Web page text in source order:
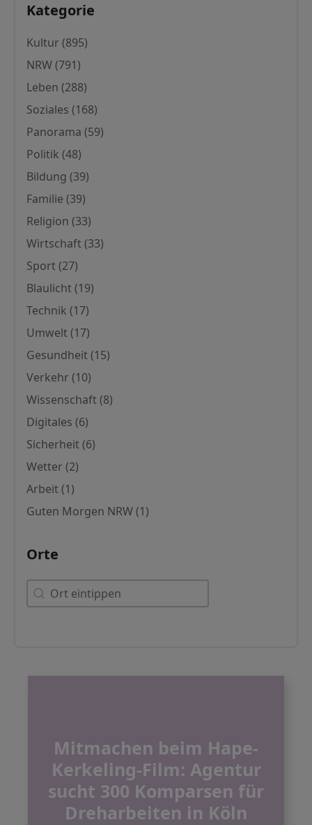
Kategorie
Kategorie
Kultur (895)
NRW(791)
Leben (288)
Soziales (168)
Panorama (59)
Politik (48)
Bildung (39)
Familie (39)
Religion (33)
Wirtschaft(33)
Sport(27)
Blaulicht(19)
Technik (17)
Umwelt(17)
Gesundheit(15)
Verkehr (10)
Wissenschaft(8)
Digitales (6)
Sicherheit(6)
Wetter (2)
Arbeit(1)
Guten Morgen NRW(1)
Orte
Orte
Orte
Mitmachen beim Hape-
Kerkeling-Film: Agentur
sucht 300 Komparsen für
Dreharbeiten in Köln